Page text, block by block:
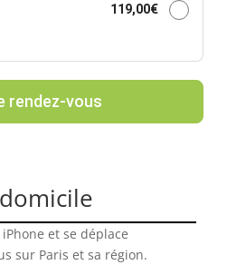
119,00€
rendez-vous
et se déplace
sur Paris et sa région.